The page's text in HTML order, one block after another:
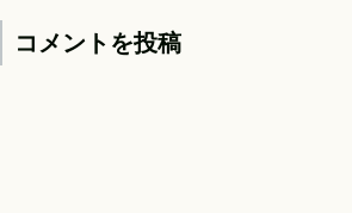
コメントを投稿